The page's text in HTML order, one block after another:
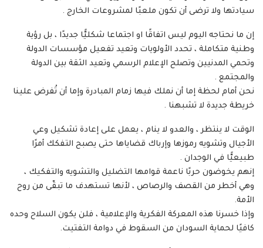
سيادتها ولا ترضى أن تكون ملعبًا لمشروعات الخارج .
إن ما نحتاجه اليوم ليس اتفاقًا او اجتماعا شكليًّا جديدًا ، بل رؤية
وطنية متكاملة ، تحدد الأولويات وتعيد تفعيل مؤسسات الدولة
وتحمي المدنيين وتصلح الإعلام الرسمي وتعيد الثقة بين الدولة
والمجتمع .
نحن أمام لحظة إما أن نملك فيها زمام المبادرة وإما أن تُفرض علينا
خريطة جديدة لا تشبهنا .
الوقت لا ينتظر ، والعدو لا ينام ، يعمل على إعادة تشكيل وعي
الأجيال وتشويه رموزها وإرباك قضاياها حتى يصبح التفكك أمرًا
طبيعيًّا في الوجدان .
إنهم يخوضون حربًا ناعمة قوامها التضليل والتشويه والتفكيك ،
وهي أخطر من القصف والرصاص ، لأنها تستهدف ما تبقّى من روح
الأمة.
وإذا خسرنا هذه المعركة الفكرية والإعلامية ، فلن يكون السلاح وحده
كافيًا لحماية السودان من السقوط في دوامة التفتيت.